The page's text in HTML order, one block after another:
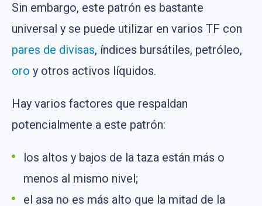
Sin embargo, este patrón es bastante
universal y se puede utilizar en varios TF con
pares de divisas, índices bursátiles, petróleo,
oro y otros activos líquidos.
Hay varios factores que respaldan
potencialmente a este patrón:
los altos y bajos de la taza están más o
menos al mismo nivel;
el asa no es más alto que la mitad de la